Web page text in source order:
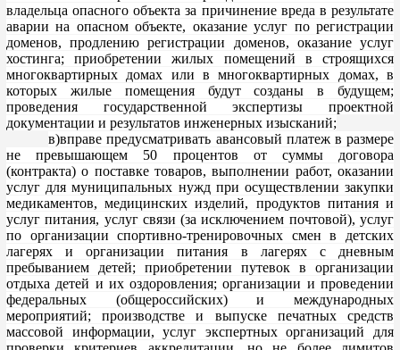
владельца опасного объекта за причинение вреда в результате
аварии на опасном объекте, оказание услуг по регистрации
доменов, продлению регистрации доменов, оказание услуг
хостинга; приобретении жилых помещений в строящихся
многоквартирных домах или в многоквартирных домах, в
которых жилые помещения будут созданы в будущем;
проведения государственной экспертизы проектной
документации и результатов инженерных изысканий;
в)вправе предусматривать авансовый платеж в размере
не превышающем 50 процентов от суммы договора
(контракта) о поставке товаров, выполнении работ, оказании
услуг для муниципальных нужд при осуществлении закупки
медикаментов, медицинских изделий, продуктов питания и
услуг питания, услуг связи (за исключением почтовой), услуг
по организации спортивно-тренировочных смен в детских
лагерях и организации питания в лагерях с дневным
пребыванием детей; приобретении путевок в организации
отдыха детей и их оздоровления; организации и проведении
федеральных (общероссийских) и международных
мероприятий; производстве и выпуске печатных средств
массовой информации, услуг экспертных организаций для